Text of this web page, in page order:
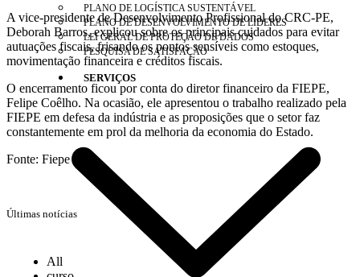
PLANO DE LOGÍSTICA SUSTENTÁVEL
PLANO DE DESENVOLVIMENTO DE LÍDERES
LEI GERAL DE PROTEÇÃO DE DADOS
PESQUISA DE SATISFAÇÃO
SERVIÇOS
A vice-presidente de Desenvolvimento Profissional do CRC-PE,
Deborah Barros, explicou sobre os principais cuidados para evitar
autuações fiscais, frisando os pontos sensíveis como estoques,
movimentação financeira e créditos fiscais.
O encerramento ficou por conta do diretor financeiro da FIEPE,
Felipe Coêlho. Na ocasião, ele apresentou o trabalho realizado pela
FIEPE em defesa da indústria e as proposições que o setor faz
constantemente em prol da melhoria da economia do Estado.
Fonte: Fiepe
Últimas notícias
All